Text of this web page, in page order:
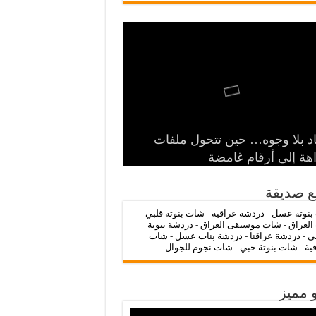
بلا وجوه… حين تتحول ملفات
إلى أرقام غامضة
الرمز السياسي وخطر التنازل عن
الدولةعراقنا 🔥
بنوتة عسل 💖
‌‌‌LC Waikiki: عنوان التسوق عبر
لشراء الملابس الأنيقة
صديقة
عسل - دردشة عراقية - شات بنوتة قلبي -
- شات موسيقى العراق - دردشة بنوتة
- دردشة عراقنا - دردشة بنات عسل - شات
- شات بنوتة حبي - شات نجوم للجوال
مميز